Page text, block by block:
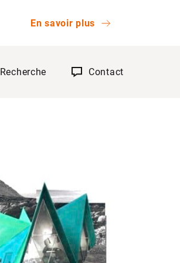
En savoir plus
Recherche Contact